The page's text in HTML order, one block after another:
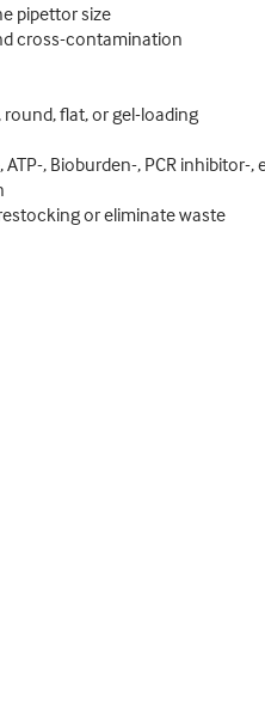
pipettor size
cross-contamination
round, flat, or gel-loading
ATP-, Bioburden-, PCR
or eliminate waste